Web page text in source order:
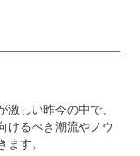
激しい昨今の中で、
けるべき潮流やノウ
ます。